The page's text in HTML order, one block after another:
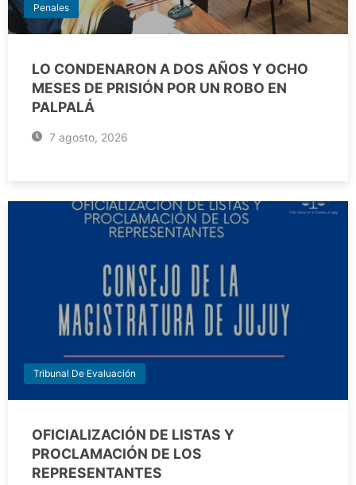
Penales
LO CONDENARON A DOS AÑOS Y OCHO
MESES DE PRISIÓN POR UN ROBO EN
PALPALÁ
7 agosto, 2026
Tribunal De Evaluación
OFICIALIZACIÓN DE LISTAS Y
PROCLAMACIÓN DE LOS
REPRESENTANTES